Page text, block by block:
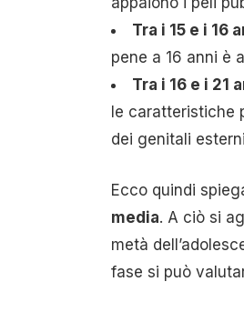
Tra i 15 e i 16
pene a 16 anni è
Tra i 16 e i 21
le caratteristiche
dei genitali
Ecco quindi
media. A ciò si
metà
fase si può